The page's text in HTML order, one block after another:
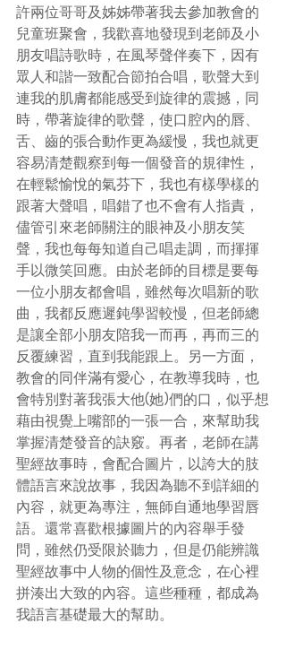
許兩位哥哥及姊姊帶著我去參加教會的
兒童班聚會，我歡喜地發現到老師及小
朋友唱詩歌時，在風琴聲伴奏下，因有
眾人和諧一致配合節拍合唱，歌聲大到
連我的肌膚都能感受到旋律的震撼，同
時，帶著旋律的歌聲，使口腔內的唇、
舌、齒的張合動作更為緩慢，我也就更
容易清楚觀察到每一個發音的規律性，
在輕鬆愉悅的氣芬下，我也有樣學樣的
跟著大聲唱，唱錯了也不會有人指責，
儘管引來老師關注的眼神及小朋友笑
聲，我也每每知道自己唱走調，而揮揮
手以微笑回應。由於老師的目標是要每
一位小朋友都會唱，雖然每次唱新的歌
曲，我都反應遲鈍學習較慢，但老師總
是讓全部小朋友陪我一而再，再而三的
反覆練習，直到我能跟上。另一方面，
教會的同伴滿有愛心，在教導我時，也
會特別對著我張大他(她)們的口，似乎想
藉由視覺上嘴部的一張一合，來幫助我
掌握清楚發音的訣竅。再者，老師在講
聖經故事時，會配合圖片，以誇大的肢
體語言來說故事，我因為聽不到詳細的
內容，就更為專注，無師自通地學習唇
語。還常喜歡根據圖片的內容舉手發
問，雖然仍受限於聽力，但是仍能辨識
聖經故事中人物的個性及意念，在心裡
拼湊出大致的內容。這些種種，都成為
我語言基礎最大的幫助。